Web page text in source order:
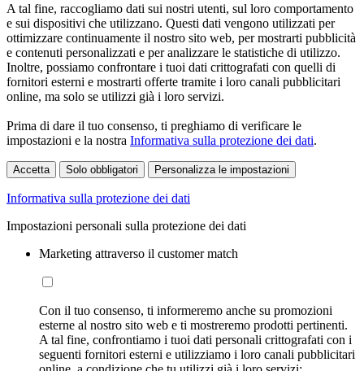
A tal fine, raccogliamo dati sui nostri utenti, sul loro comportamento
e sui dispositivi che utilizzano. Questi dati vengono utilizzati per
ottimizzare continuamente il nostro sito web, per mostrarti pubblicità
e contenuti personalizzati e per analizzare le statistiche di utilizzo.
Inoltre, possiamo confrontare i tuoi dati crittografati con quelli di
fornitori esterni e mostrarti offerte tramite i loro canali pubblicitari
online, ma solo se utilizzi già i loro servizi.
Prima di dare il tuo consenso, ti preghiamo di verificare le
impostazioni e la nostra Informativa sulla protezione dei dati.
Accetta Solo obbligatori Personalizza le impostazioni
Informativa sulla protezione dei dati
Impostazioni personali sulla protezione dei dati
Marketing attraverso il customer match
Con il tuo consenso, ti informeremo anche su promozioni
esterne al nostro sito web e ti mostreremo prodotti pertinenti.
A tal fine, confrontiamo i tuoi dati personali crittografati con i
seguenti fornitori esterni e utilizziamo i loro canali pubblicitari